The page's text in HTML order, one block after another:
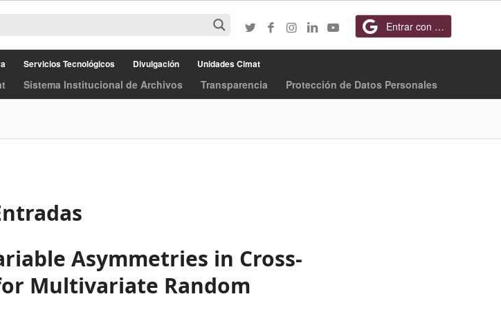
Entrar con Google
Servicios Tecnológicos Divulgación Unidades Cimat
Sistema Institucional de Archivos Transparencia Protección de Datos Personales
Asymmetries in Cross-
Multivariate Random